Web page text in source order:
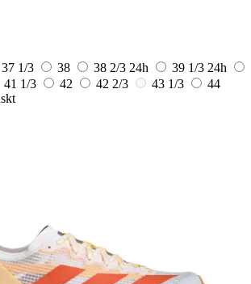
37 1/3 38 38 2/3 24h 39 1/3 24h
41 1/3 42 42 2/3 43 1/3
44